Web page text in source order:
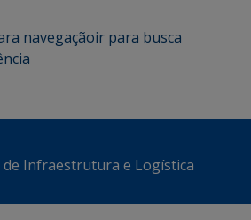
navegaçãoir para busca
de Infraestrutura e Logística